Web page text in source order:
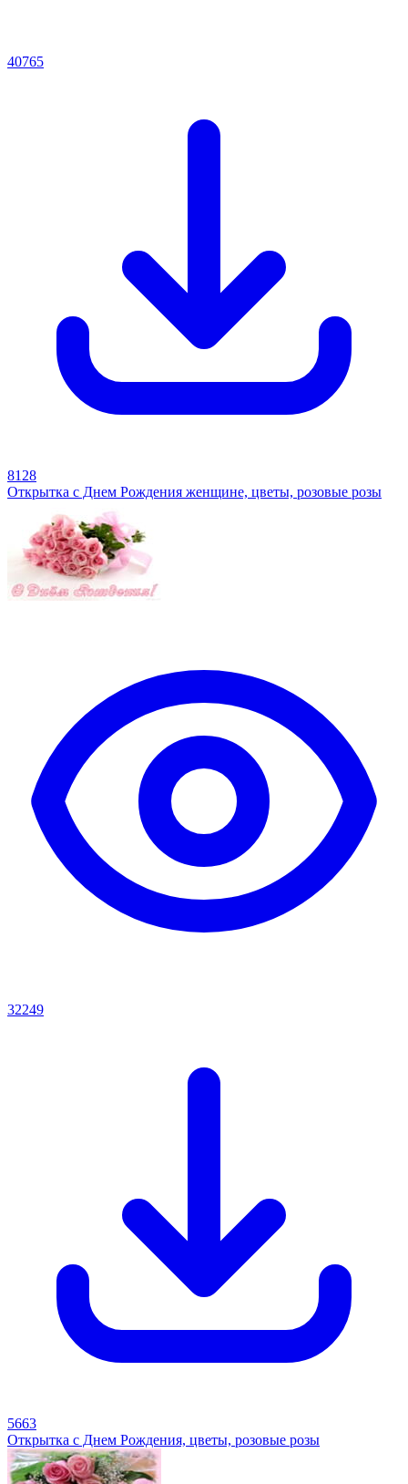
40765
8128
Открытка с Днем Рождения женщине, цветы, розовые розы
32249
5663
Открытка с Днем Рождения, цветы, розовые розы